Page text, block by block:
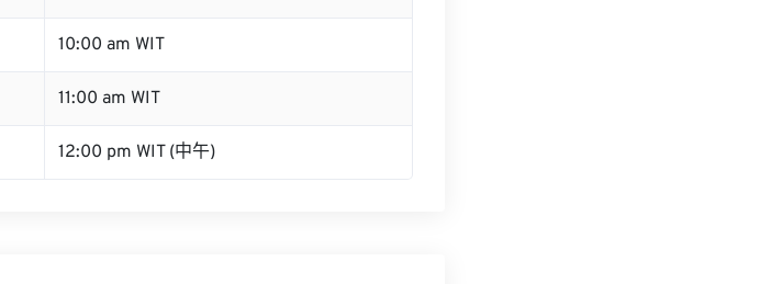
10:00 am WIT
11:00 am WIT
12:00 pm WIT (中午)